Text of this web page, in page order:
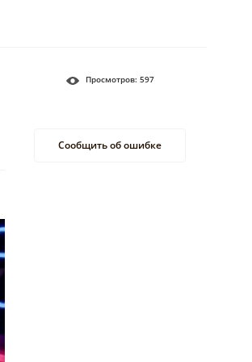
Просмотров: 597
Сообщить об ошибке